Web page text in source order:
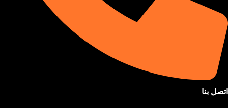
اتصل بنا